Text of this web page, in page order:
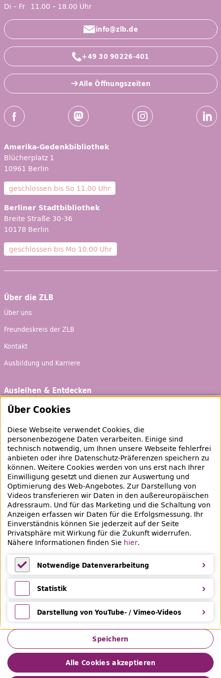
Di – Fr 11.00 – 18.00 Uhr
info@zlb.de
+49 30 90226-401
Alle Öffnungszeiten
Social-Media Kanäle der ZLB
Facebook Mastodon Instagram
Amerika-Gedenkbibliothek
Blücherplatz 1
10961 Berlin
geschlossen bis So 11.00 Uhr
Berliner Stadtbibliothek
Breite Straße 30-36
10178 Berlin
geschlossen bis Mo 10.00 Uhr
Über die ZLB
Über uns
Freundeskreis der ZLB
Kontakt
Ausbildung und Karriere
Ausleihen & Entdecken
Schaufenster
Bibliotheksausweis
Highlights
Veranstaltungen & Lernangebote
Veranstaltungsübersicht
Lern- und Beratungsangebote
Eltern & Kinder
Ferien
Medientipps und Angebote
Impressum Datenschutz
Leichte Sprache
Über Cookies
Diese Webseite verwendet Cookies, die
personenbezogene Daten verarbeiten. Einige sind
technisch notwendig, um Ihnen unsere Webseite fehlerfrei
anbieten oder ihre Datenschutz-Präferenzen speichern zu
können. Weitere Cookies werden von uns erst nach Ihrer
Einwilligung gesetzt und dienen zur Auswertung und
Optimierung desWeb-Angebotes. Zur Darstellung von
Videos transferieren wir Daten in den außereuropäischen
Adressraum. Und für das Marketing und die Schaltung von
Anzeigen erfassen wir Daten für die Erfolgsmessung. Ihr
Einverständnis können Sie jederzeit auf der Seite
Privatsphäre mit Wirkung für die Zukunft widerrufen.
Nähere Informationen finden Sie hier.
Notwendige Datenverarbeitung
Notwendige Datenverarbeitung
Statistik
StatistikDarstellung von YouTube- / Vimeo-Videos
Darstellung von YouTube- / Vimeo-Videos
Speichern
Alle Cookies akzeptieren